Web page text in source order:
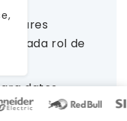
cada rol de
datos
de